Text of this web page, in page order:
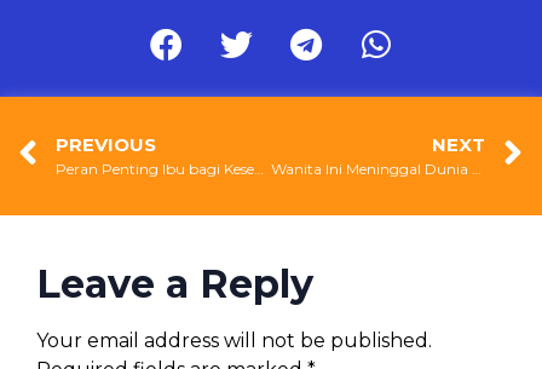
PREVIOUS
Peran Penting Ibu bagi Kesehatan Keluarga
NEXT
Wanita Ini Meninggal Dunia Akibat Kanker Pankreas, Padahal Baru Seminggu Menikah
Leave a Reply
Your email address will not be published.